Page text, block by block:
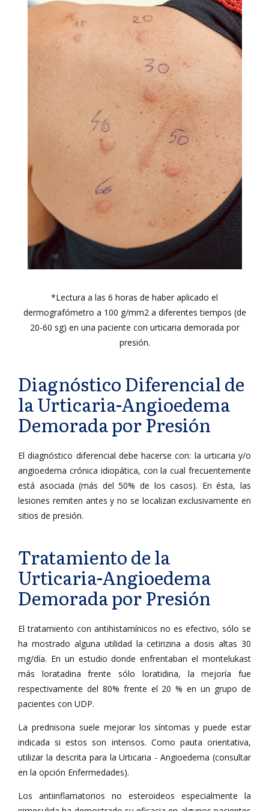
*Lectura a las 6 horas de haber aplicado el
dermografómetro a 100 g/mm2 a diferentes tiempos (de
20-60 sg) en una paciente con urticaria demorada por
presión.
Diagnóstico Diferencial de
la Urticaria-Angioedema
Demorada por Presión
El diagnóstico diferencial debe hacerse con: la urticaria y/o
angioedema crónica idiopática, con la cual frecuentemente
está asociada (más del 50% de los casos). En ésta, las
lesiones remiten antes y no se localizan exclusivamente en
sitios de presión.
Tratamiento de la
Urticaria-Angioedema
Demorada por Presión
El tratamiento con antihistamínicos no es efectivo, sólo se
ha mostrado alguna utilidad la cetirizina a dosis altas 30
mg/día. En un estudio donde enfrentaban el montelukast
más loratadina frente sólo loratidina, la mejoría fue
respectivamente del 80% frente el 20 % en un grupo de
pacientes con UDP.
La prednisona suele mejorar los síntomas y puede estar
indicada si estos son intensos. Como pauta orientativa,
utilizar la descrita para la Urticaria - Angioedema (consultar
en la opción Enfermedades).
Los antiinflamatorios no esteroideos especialmente la